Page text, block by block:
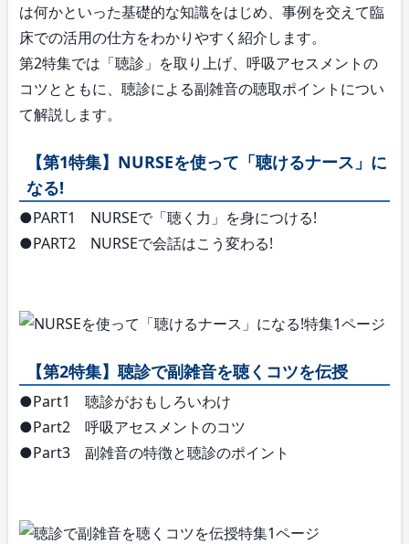
は何かといった基礎的な知識をはじめ、事例を交えて臨
床での活用の仕方をわかりやすく紹介します。
第2特集では「聴診」を取り上げ、呼吸アセスメントの
コツとともに、聴診による副雑音の聴取ポイントについ
て解説します。
【第1特集】NURSEを使って「聴けるナース」に
なる!
●PART1 NURSEで「聴く力」を身につける!
●PART2 NURSEで会話はこう変わる!
【第2特集】聴診で副雑音を聴くコツを伝授
●Part1 聴診がおもしろいわけ
●Part2 呼吸アセスメントのコツ
●Part3 副雑音の特徴と聴診のポイント